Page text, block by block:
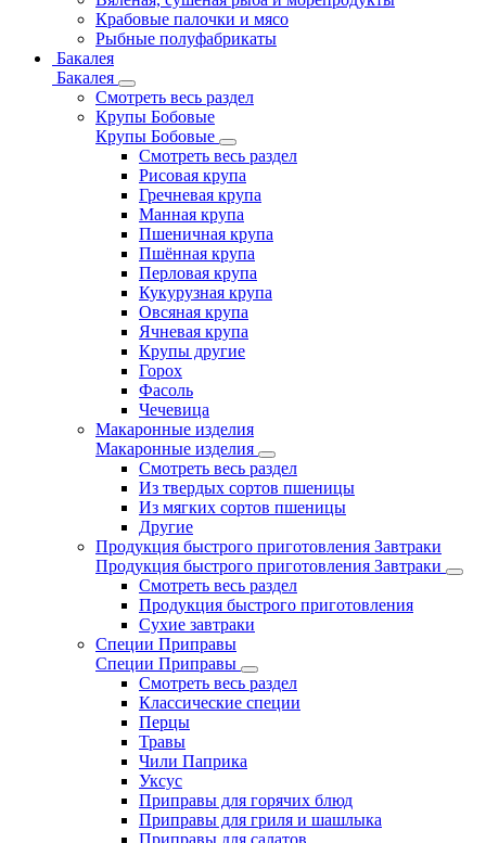
Крабовые палочки и мясо
Рыбные полуфабрикаты
Бакалея
Бакалея
Смотреть весь раздел
Крупы Бобовые
Крупы Бобовые
Смотреть весь раздел
Рисовая крупа
Гречневая крупа
Манная крупа
Пшеничная крупа
Пшённая крупа
Перловая крупа
Кукурузная крупа
Овсяная крупа
Ячневая крупа
Крупы другие
Горох
Фасоль
Чечевица
Макаронные изделия
Макаронные изделия
Смотреть весь раздел
Из твердых сортов пшеницы
Из мягких сортов пшеницы
Другие
Продукция быстрого приготовления Завтраки
Продукция быстрого приготовления Завтраки
Смотреть весь раздел
Продукция быстрого приготовления
Сухие завтраки
Специи Приправы
Специи Приправы
Смотреть весь раздел
Классические специи
Перцы
Травы
Чили Паприка
Уксус
Приправы для горячих блюд
Приправы для гриля и шашлыка
Приправы для салатов